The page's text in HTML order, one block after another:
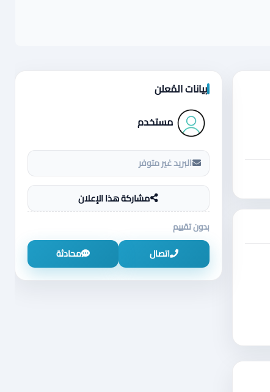
بيانات المُعلن
مستخدم
البريد غير متوفر
مشاركة هذا الإعلان
بدون تقييم
اتصال
محادثة